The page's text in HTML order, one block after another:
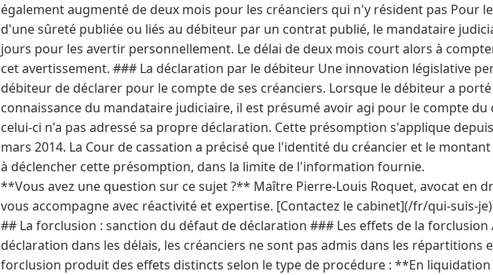
également augmenté de deux mois pour les créanciers qui n'y résident pas Pour
d'une sûreté publiée ou liés au débiteur par un contrat publié, le mandataire
jours pour les avertir personnellement. Le délai de deux mois court alors à
cet avertissement. ### La déclaration par le débiteur Une innovation législative
débiteur de déclarer pour le compte de ses créanciers. Lorsque le débiteur a
connaissance du mandataire judiciaire, il est présumé avoir agi pour le compte
celui-ci n'a pas adressé sa propre déclaration. Cette présomption s'applique
mars 2014. La Cour de cassation a précisé que l'identité du créancier et le
à déclencher cette présomption, dans la limite de l'information fournie.
**Vous avez une question sur ce sujet ?** Maître Pierre-Louis Roquet, avocat en
vous accompagne avec réactivité et expertise. [Contactez le cabinet](/fr/qui-suis-
## La forclusion : sanction du défaut de déclaration ### Les effets de la forclusion
déclaration dans les délais, les créanciers ne sont pas admis dans les répartitions
forclusion produit des effets distincts selon le type de procédure : **En